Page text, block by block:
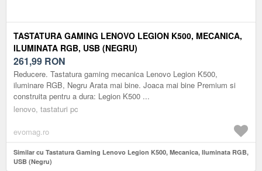
TASTATURA GAMING LENOVO LEGION K500, MECANICA,
ILUMINATA RGB, USB (NEGRU)
261,99 RON
Reducere. Tastatura gaming mecanica Lenovo Legion K500,
iluminare RGB, Negru Arata mai bine. Joaca mai bine Premium si
construita pentru a dura: Legion K500 ...
lenovo, tastaturi pc
evomag.ro
Similar cu Tastatura Gaming Lenovo Legion K500, Mecanica, Iluminata RGB,
USB (Negru)